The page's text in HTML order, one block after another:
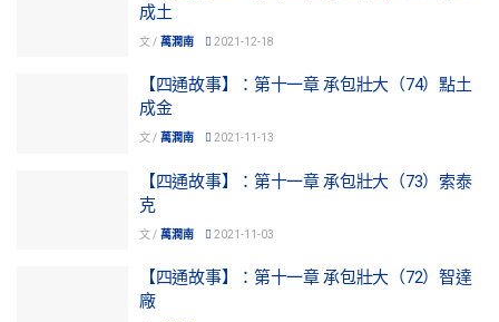
成土
文 / 萬潤南 2021-12-18
【四通故事】：第十一章 承包壯大（74）點土
成金
文 / 萬潤南 2021-11-13
【四通故事】：第十一章 承包壯大（73）索泰
克
文 / 萬潤南 2021-11-03
【四通故事】：第十一章 承包壯大（72）智達
廠